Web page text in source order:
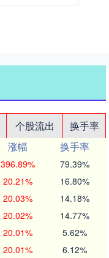
个股流出
换手率
涨幅
换手率
396.89% 79.39%
20.21% 16.80%
20.03% 14.18%
20.02% 14.77%
20.01% 5.62%
20.01% 6.12%